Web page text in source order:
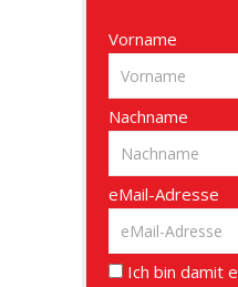
Vorname
Nachname
eMail-Adresse
Ich bin damit